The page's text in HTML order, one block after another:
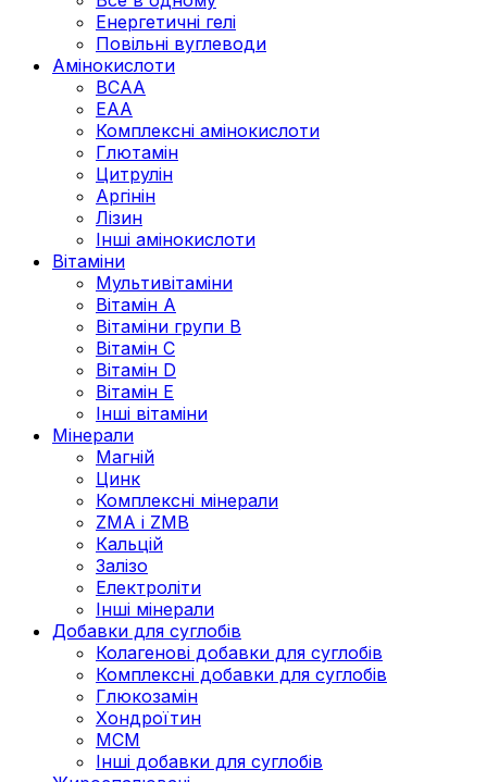
Енергетичні гелі
Повільні вуглеводи
Амінокислоти
BCAA
EAA
Комплексні амінокислоти
Глютамін
Цитрулін
Аргінін
Лізин
Інші амінокислоти
Вітаміни
Мультивітаміни
Вітамін А
Вітаміни групи В
Вітамін C
Вітамін D
Вітамін Е
Інші вітаміни
Мінерали
Магній
Цинк
Комплексні мінерали
ZMA і ZMB
Кальцій
Залізо
Електроліти
Інші мінерали
Добавки для суглобів
Колагенові добавки для суглобів
Комплексні добавки для суглобів
Глюкозамін
Хондроїтин
МСМ
Інші добавки для суглобів